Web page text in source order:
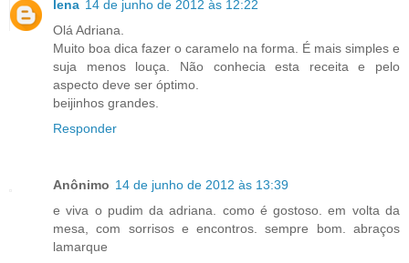
lena 14 de junho de 2012 às 12:22
Olá Adriana.
Muito boa dica fazer o caramelo na forma. É mais simples e
suja menos louça. Não conhecia esta receita e pelo
aspecto deve ser óptimo.
beijinhos grandes.
Responder
Anônimo 14 de junho de 2012 às 13:39
e viva o pudim da adriana. como é gostoso. em volta da
mesa, com sorrisos e encontros. sempre bom. abraços
lamarque